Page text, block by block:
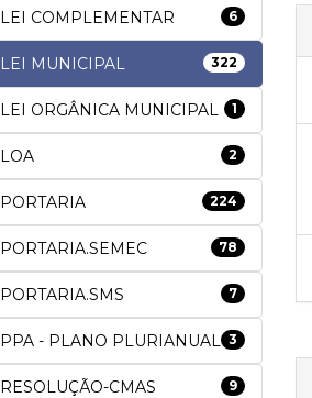
LEI COMPLEMENTAR 6
LEI MUNICIPAL 322
LEI ORGÂNICA MUNICIPAL 1
LOA 2
PORTARIA 224
PORTARIA.SEMEC 78
PORTARIA.SMS 7
PPA - PLANO PLURIANUAL 3
RESOLUÇÃO-CMAS 9